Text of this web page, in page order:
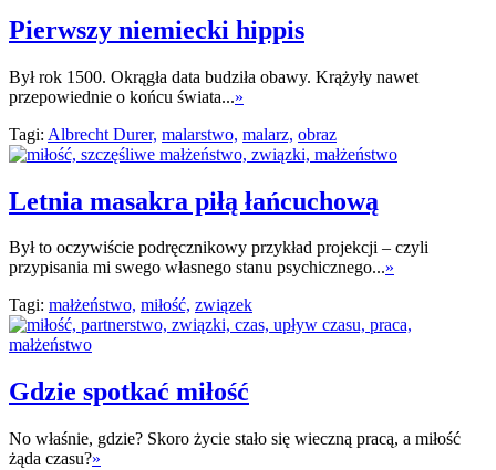
Pierwszy niemiecki hippis
Był rok 1500. Okrągła data budziła obawy. Krążyły nawet
przepowiednie o końcu świata...»
Tagi: Albrecht Durer, malarstwo, malarz, obraz
Letnia masakra piłą łańcuchową
Był to oczywiście podręcznikowy przykład projekcji – czyli
przypisania mi swego własnego stanu psychicznego...»
Tagi: małżeństwo, miłość, związek
Gdzie spotkać miłość
No właśnie, gdzie? Skoro życie stało się wieczną pracą, a miłość
żąda czasu?»